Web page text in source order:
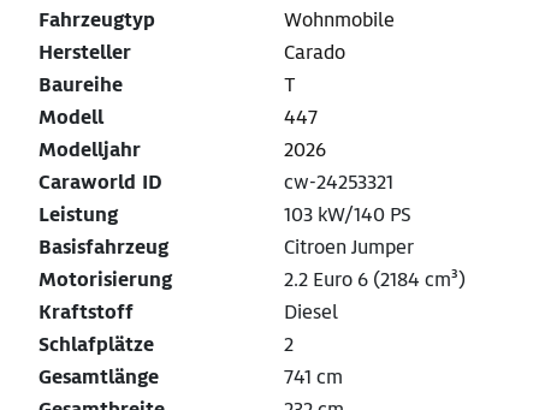
Fahrzeugtyp
Wohnmobile
Hersteller
Carado
Baureihe
T
Modell
447
Modelljahr
2026
Caraworld ID
cw-24253321
Leistung
103 kW/140 PS
Basisfahrzeug
Citroen Jumper
Motorisierung
2.2 Euro 6 (2184 cm³)
Kraftstoff
Diesel
Schlafplätze
2
Gesamtlänge
741 cm